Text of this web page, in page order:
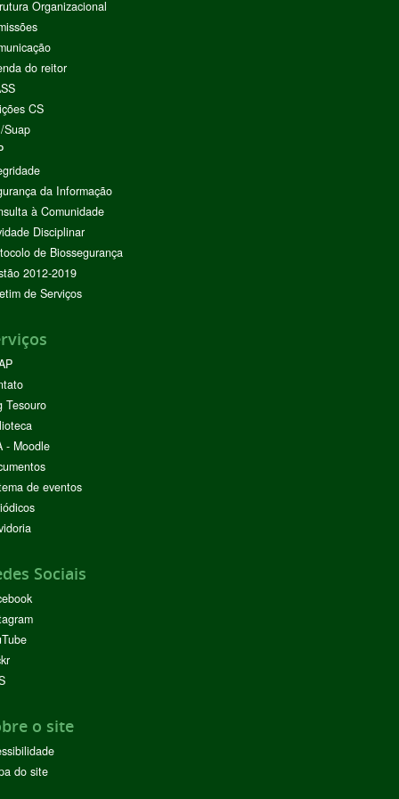
Organizacional
do reitor
CS
Suap
da Informação
à Comunidade
Disciplinar
de Biossegurança
2012-2019
de Serviços
Tesouro
- Moodle
de eventos
Sociais
o site
do site